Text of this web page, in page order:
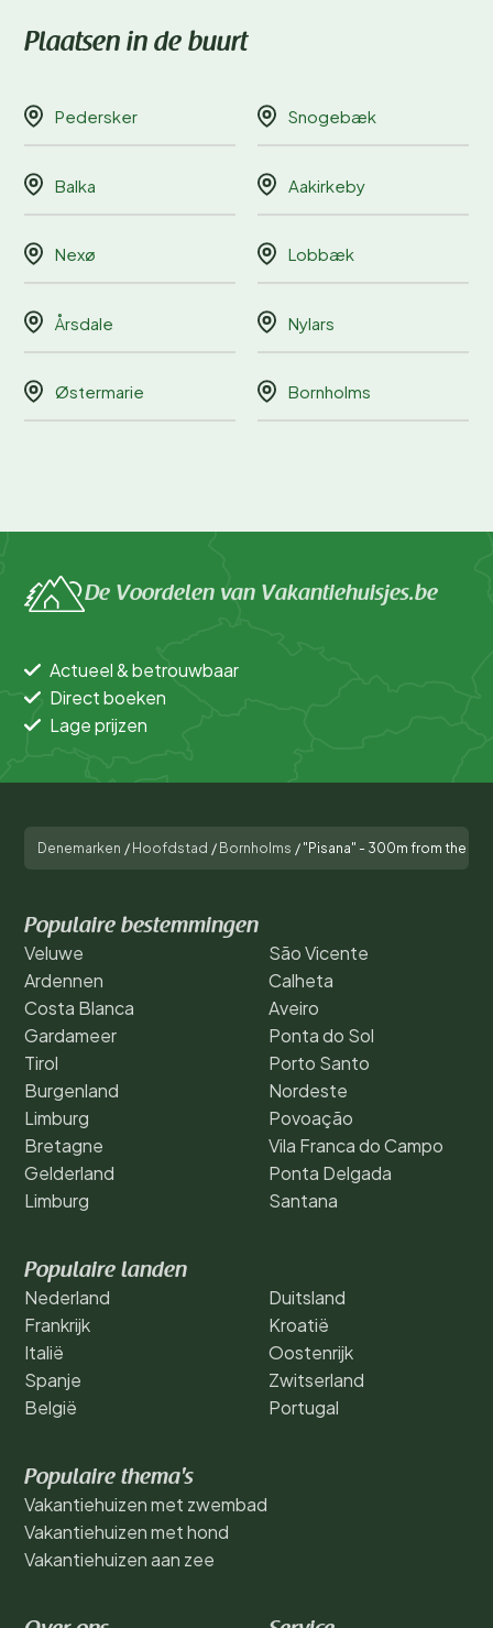
Plaatsen in de buurt
Pedersker Snogebæk
Balka Aakirkeby
Nexø Lobbæk
Årsdale Nylars
Østermarie Bornholms
De Voordelen van Vakantiehuisjes.be
Actueel & betrouwbaar
Direct boeken
Lage prijzen
Denemarken / Hoofdstad / Bornholms / "Pisana" - 300m from the sea
Populaire bestemmingen
Veluwe
Ardennen
Costa Blanca
Gardameer
Tirol
Burgenland
Limburg
Bretagne
Gelderland
Limburg
São Vicente
Calheta
Aveiro
Ponta do Sol
Porto Santo
Nordeste
Povoação
Vila Franca do Campo
Ponta Delgada
Santana
Populaire landen
Nederland
Frankrijk
Italië
Spanje
België
Duitsland
Kroatië
Oostenrijk
Zwitserland
Portugal
Populaire thema's
Vakantiehuizen met zwembad
Vakantiehuizen met hond
Vakantiehuizen aan zee